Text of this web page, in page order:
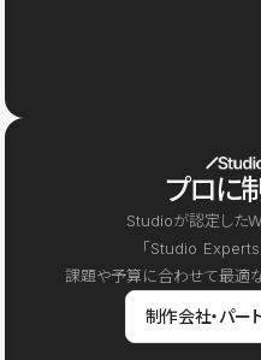
プロに
Studioが認定した
「Studio Experts
課題や予算に合わせて最適な
制作会社・パー